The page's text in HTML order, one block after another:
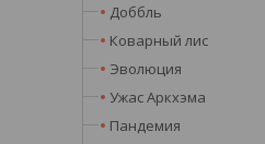
Доббль
Коварный лис
Эволюция
Ужас Аркхэма
Пандемия